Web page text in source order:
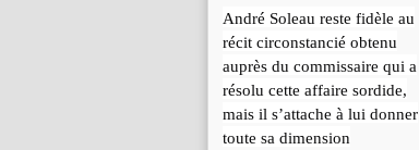
André Soleau reste fidèle au
récit circonstancié obtenu
auprès du commissaire qui a
résolu cette affaire sordide,
mais il s’attache à lui donner
toute sa dimension